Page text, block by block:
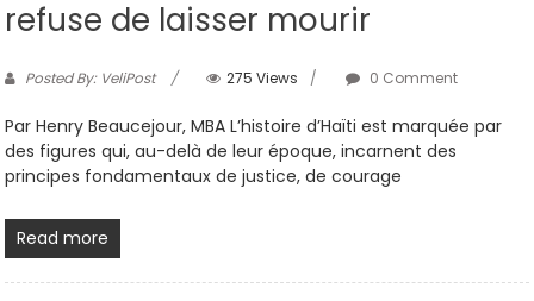
refuse de laisser mourir
Posted By: VeliPost 275 Views 0 Comment
Par Henry Beaucejour, MBA L’histoire d’Haïti est marquée par
des figures qui, au-delà de leur époque, incarnent des
principes fondamentaux de justice, de courage
Read more